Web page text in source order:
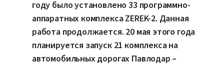
году было установлено 33 программно-
аппаратных комплекса ZEREK-2. Данная
работа продолжается. 20 мая этого года
планируется запуск 21 комплекса на
автомобильных дорогах Павлодар –